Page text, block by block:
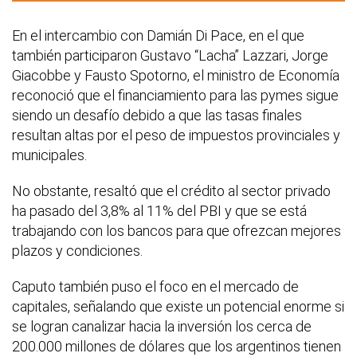
En el intercambio con Damián Di Pace, en el que
también participaron Gustavo “Lacha” Lazzari, Jorge
Giacobbe y Fausto Spotorno, el ministro de Economía
reconoció que el financiamiento para las pymes sigue
siendo un desafío debido a que las tasas finales
resultan altas por el peso de impuestos provinciales y
municipales.
No obstante, resaltó que el crédito al sector privado
ha pasado del 3,8% al 11% del PBI y que se está
trabajando con los bancos para que ofrezcan mejores
plazos y condiciones.
Caputo también puso el foco en el mercado de
capitales, señalando que existe un potencial enorme si
se logran canalizar hacia la inversión los cerca de
200.000 millones de dólares que los argentinos tienen